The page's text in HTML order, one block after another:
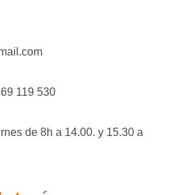
119 530
de 8h a 14.00. y 15.30 a